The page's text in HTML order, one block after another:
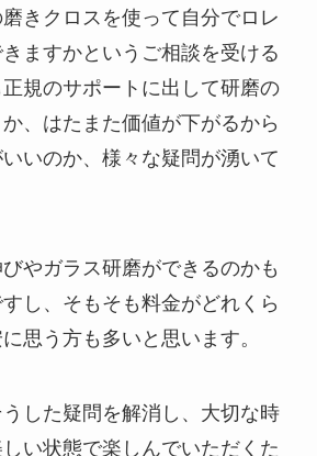
きクロスを使って自分でロレ
ますかというご相談を受ける
規のサポートに出して研磨の
、はたまた価値が下がるから
いのか、様々な疑問が湧いて
やガラス研磨ができるのかも
し、そもそも料金がどれくら
思う方も多いと思います。
した疑問を解消し、大切な時
い状態で楽しんでいただくた